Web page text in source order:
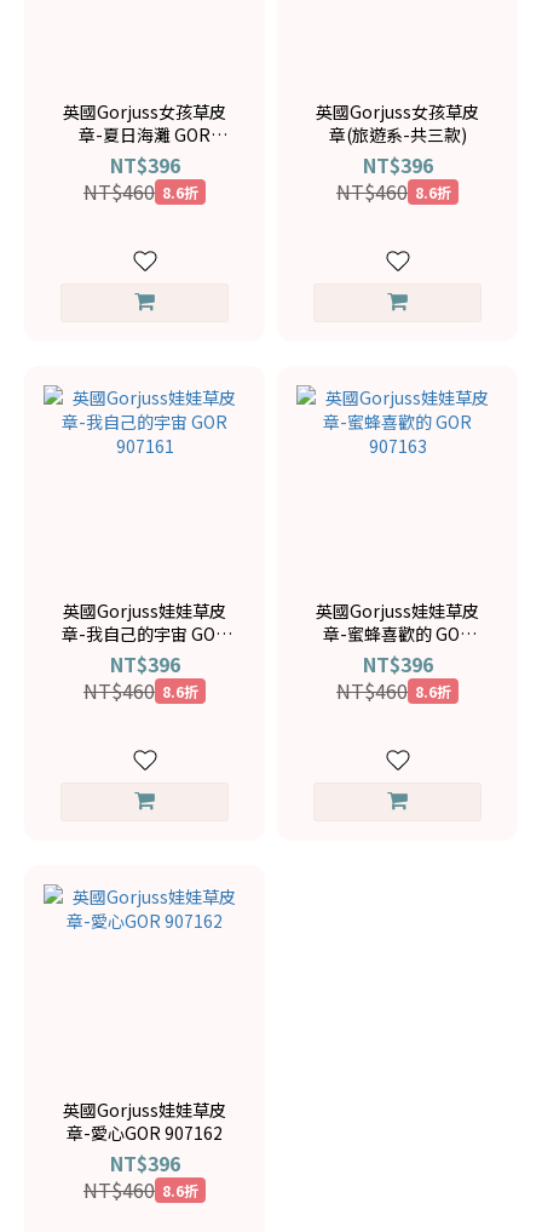
英國Gorjuss女孩草皮
章-夏日海灘 GOR
907134
NT$396
NT$460 8.6折
英國Gorjuss女孩草皮
章(旅遊系-共三款)
NT$396
NT$460 8.6折
英國Gorjuss娃娃草皮
章-我自己的宇宙 GOR
907161
NT$396
NT$460 8.6折
英國Gorjuss娃娃草皮
章-蜜蜂喜歡的 GOR
907163
NT$396
NT$460 8.6折
英國Gorjuss娃娃草皮
章-愛心GOR 907162
NT$396
NT$460 8.6折